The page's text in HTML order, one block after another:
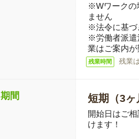
※Wワークの
ません
※法令に基づ
※労働者派遣
業はご案内
残業時間 残業
期間 短期（3ヶ
開始日はご
けます！